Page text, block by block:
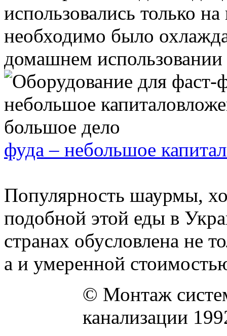
использовались только
необходимо было
домашнем использовании
фуда – небольшое
Популярность шаурмы,
подобной этой еды в
странах обусловлена не
а и умеренной
© Монтаж
канализации